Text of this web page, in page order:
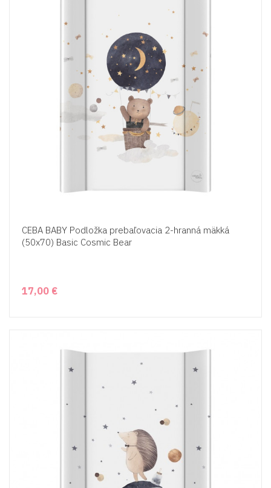
CEBA BABY Podložka prebaľovacia 2-hranná mäkká
(50x70) Basic Cosmic Bear
17,00 €